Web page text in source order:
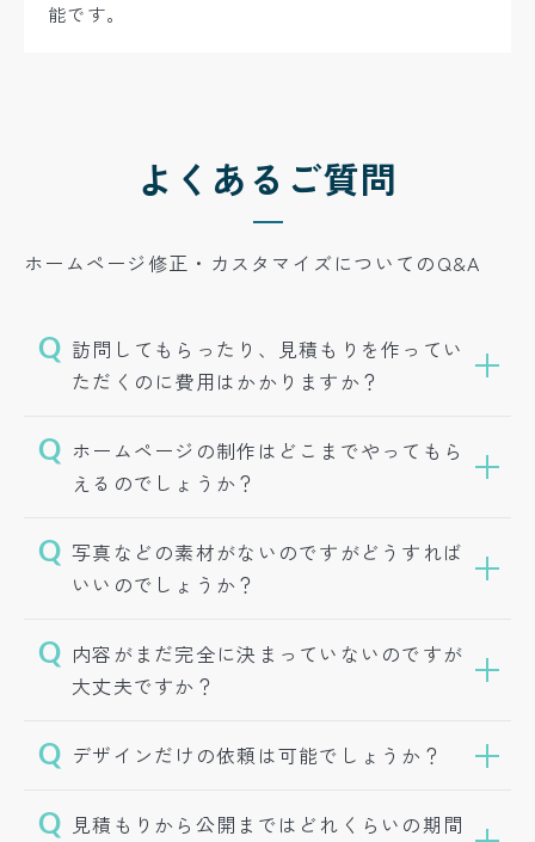
能です。
よくあるご質問
ホームページ修正・カスタマイズについてのQ&A
訪問してもらったり、見積もりを作ってい
ただくのに費用はかかりますか？
ホームページの制作はどこまでやってもら
えるのでしょうか？
写真などの素材がないのですがどうすれば
いいのでしょうか？
内容がまだ完全に決まっていないのですが
大丈夫ですか？
デザインだけの依頼は可能でしょうか？
見積もりから公開まではどれくらいの期間